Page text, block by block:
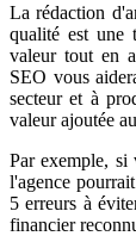
La rédaction
qualité est une
valeur tout en
SEO vous
secteur et à
valeur ajoutée
Par exemple, si
l'agence
5 erreurs à
financier